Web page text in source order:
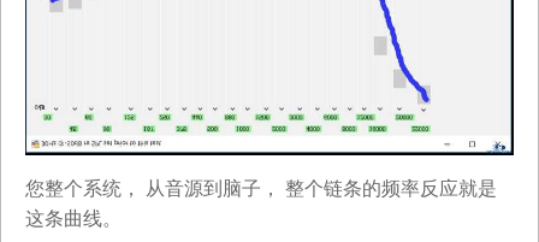
您整个系统， 从音源到脑子， 整个链条的频率反应就是
这条曲线。
从
零